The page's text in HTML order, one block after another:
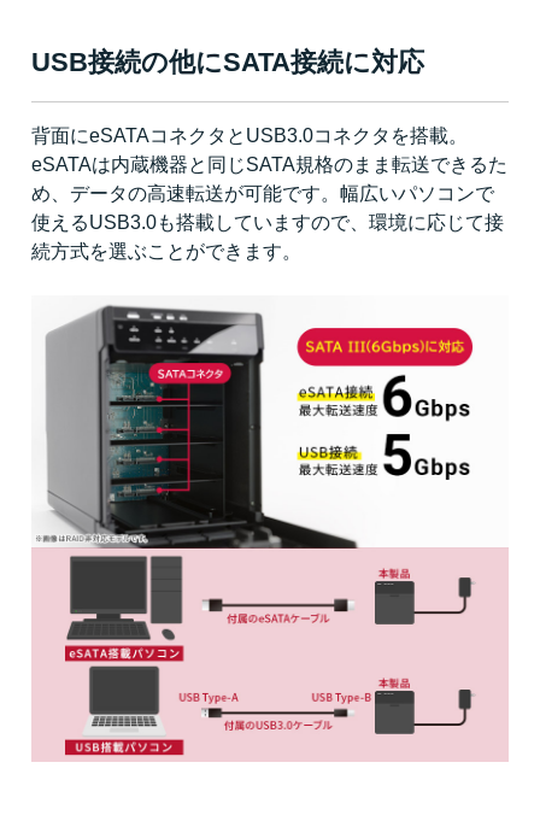
USB接続の他にSATA接続に対応
背面にeSATAコネクタとUSB3.0コネクタを搭載。
eSATAは内蔵機器と同じSATA規格のまま転送できるた
め、データの高速転送が可能です。幅広いパソコンで
使えるUSB3.0も搭載していますので、環境に応じて接
続方式を選ぶことができます。